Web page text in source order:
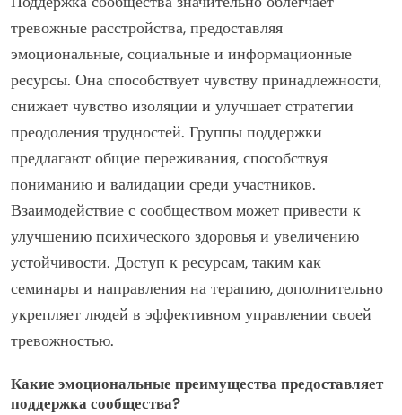
тревожные расстройства, предоставляя
эмоциональные, социальные и информационные
ресурсы. Она способствует чувству принадлежности,
снижает чувство изоляции и улучшает стратегии
преодоления трудностей. Группы поддержки
предлагают общие переживания, способствуя
пониманию и валидации среди участников.
Взаимодействие с сообществом может привести к
улучшению психического здоровья и увеличению
устойчивости. Доступ к ресурсам, таким как
семинары и направления на терапию, дополнительно
укрепляет людей в эффективном управлении своей
тревожностью.
Какие эмоциональные преимущества предоставляет
поддержка сообщества?